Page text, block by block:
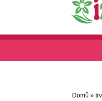
Domů »